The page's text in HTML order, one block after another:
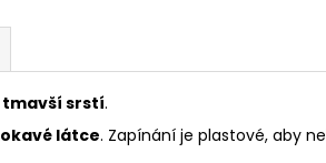
tmavší srstí.
látce. Zapínání je plastové, aby